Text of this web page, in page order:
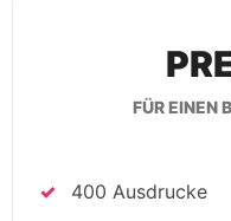
FÜR EINEN
400 Ausdrucke